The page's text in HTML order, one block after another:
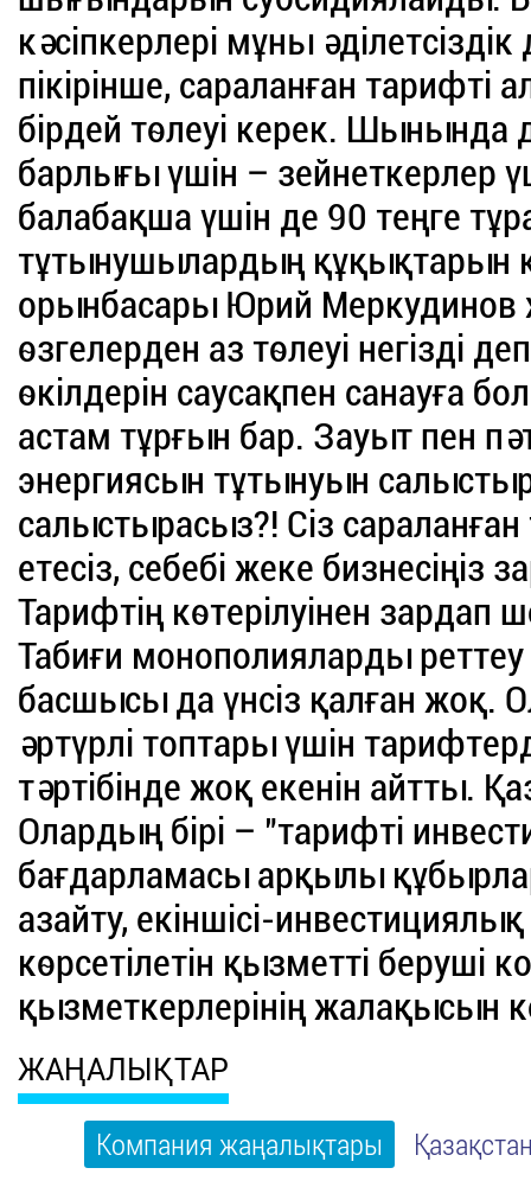
кәсіпкерлері мұны
пікірінше, сараланған
бірдей төлеуі керек. Шынында
барлығы үшін – зейнеткерлер
балабақша үшін де 90 теңге
тұтынушылардың құқықтарын
орынбасары Юрий Меркудинов
өзгелерден аз төлеуі негізді
өкілдерін саусақпен санауға
астам тұрғын бар. Зауыт пен
энергиясын тұтынуын
салыстырасыз?! Сіз
етесіз, себебі жеке
Тарифтің көтерілуінен зардап
Табиғи монополияларды
басшысы да үнсіз қалған жоқ.
әртүрлі топтары үшін
тәртібінде жоқ екенін айтты.
Олардың бірі – "тарифті
бағдарламасы арқылы
азайту, екіншісі-
көрсетілетін қызметті беруші
қызметкерлерінің жалақысын
ЖАҢАЛЫҚТАР
Компания жаңалықтары